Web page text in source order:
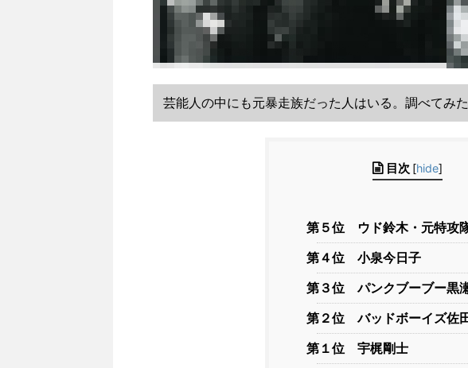
芸能人の中にも元暴走族だった人はいる。調べてみ
目次 [hide]
第５位 ウド鈴木・元特攻
第４位 小泉今日子
第３位 パンクブーブー黒
第２位 バッドボーイズ佐
第１位 宇梶剛士